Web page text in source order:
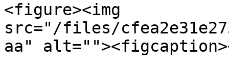
<figure><img
src="/files/
aa"